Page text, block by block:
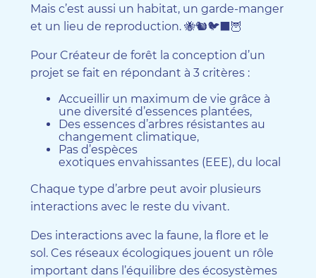
Mais c’est aussi un habitat, un garde-manger
et un lieu de reproduction. 🐝🐿️🐦‍⬛🦉
Pour Créateur de forêt la conception d’un
projet se fait en répondant à 3 critères :
Accueillir un maximum de vie grâce à
une diversité d’essences plantées,
Des essences d’arbres résistantes au
changement climatique,
Pas d’espèces
exotiques envahissantes (EEE), du local
Chaque type d’arbre peut avoir plusieurs
interactions avec le reste du vivant.
Des interactions avec la faune, la flore et le
sol. Ces réseaux écologiques jouent un rôle
important dans l’équilibre des écosystèmes